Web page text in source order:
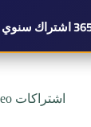
اشتراكات seo